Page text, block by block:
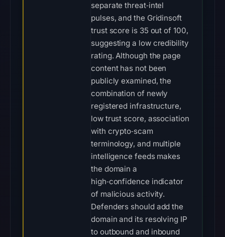
separate threat‑intel
pulses, and the Gridinsoft
trust score is 35 out of 100,
suggesting a low credibility
rating. Although the page
content has not been
publicly examined, the
combination of newly
registered infrastructure,
low trust score, association
with crypto‑scam
terminology, and multiple
intelligence feeds makes
the domain a
high‑confidence indicator
of malicious activity.
Defenders should add the
domain and its resolving IP
to outbound and inbound